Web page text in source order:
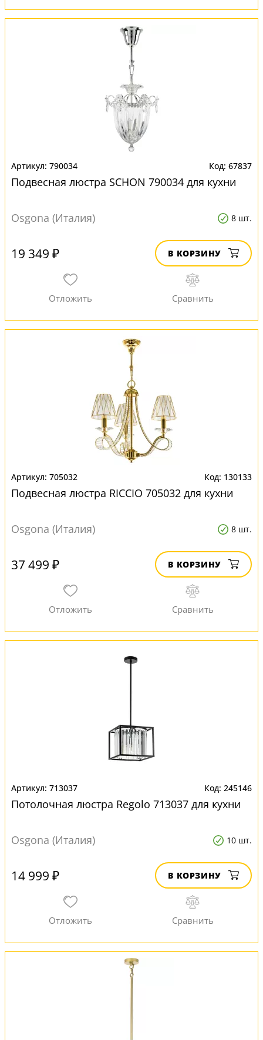
790034 67837
Подвесная люстра SCHON 790034 для кухни
Osgona (Италия) 8 шт.
19 349 ₽ В КОРЗИНУ
705032 130133
Подвесная люстра RICCIO 705032 для кухни
Osgona (Италия) 8 шт.
37 499 ₽ В КОРЗИНУ
713037 245146
Потолочная люстра Regolo 713037 для кухни
Osgona (Италия) 10 шт.
14 999 ₽ В КОРЗИНУ